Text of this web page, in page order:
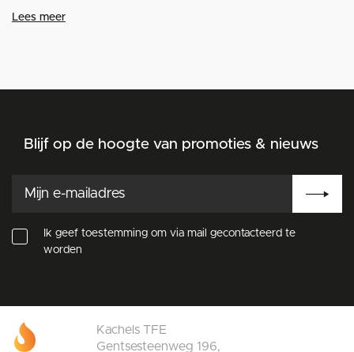
Lees meer
Blijf op de hoogte van promoties & nieuws
Ik geef toestemming om via mail gecontacteerd te
worden
Kachels TFE
Gentsesteenweg 196,